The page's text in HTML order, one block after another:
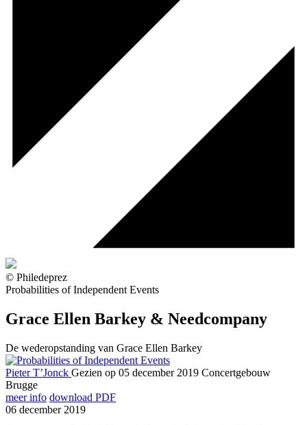
© Philedeprez
Probabilities of Independent Events
Grace Ellen Barkey & Needcompany
De wederopstanding van Grace Ellen Barkey
Pieter T’Jonck Gezien op 05 december 2019 Concertgebouw
Brugge
meer info download PDF
06 december 2019